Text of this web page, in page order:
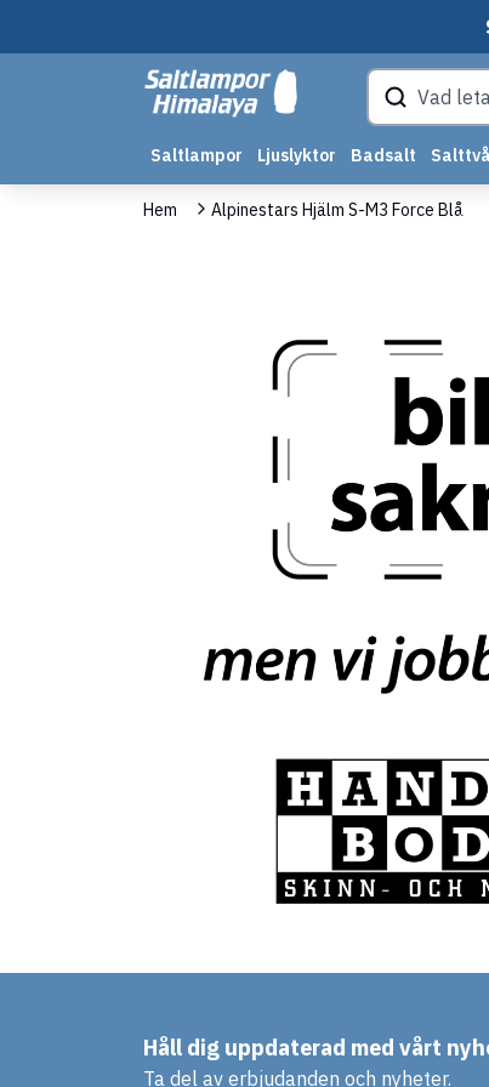
Saltlampor Ljuslyktor Badsalt
Hem Alpinestars Hjälm S-M3 Force Blå
Håll dig uppdaterad med vårt
Ta del av erbjudanden och nyheter.